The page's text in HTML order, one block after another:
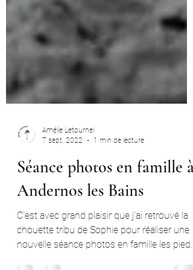
7 sept. 2022
1 min de lecture
Séance photos en famille à
Andernos les Bains
C'est avec grand plaisir que j'ai retrouvé la